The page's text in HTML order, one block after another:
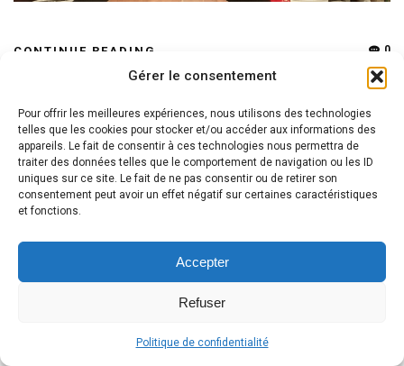
Gérer le consentement
Pour offrir les meilleures expériences, nous utilisons des technologies
telles que les cookies pour stocker et/ou accéder aux informations des
appareils. Le fait de consentir à ces technologies nous permettra de
traiter des données telles que le comportement de navigation ou les ID
uniques sur ce site. Le fait de ne pas consentir ou de retirer son
consentement peut avoir un effet négatif sur certaines caractéristiques
et fonctions.
Accepter
Refuser
Politique de confidentialité
CONTINUE READING 0
NEWS
Le grand évènement
Chmouel